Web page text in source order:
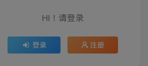
HI！请登录
登录 注册